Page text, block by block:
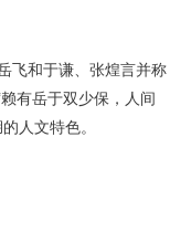
飞和于谦、张煌言并称
有岳于双少保，人间
人文特色。